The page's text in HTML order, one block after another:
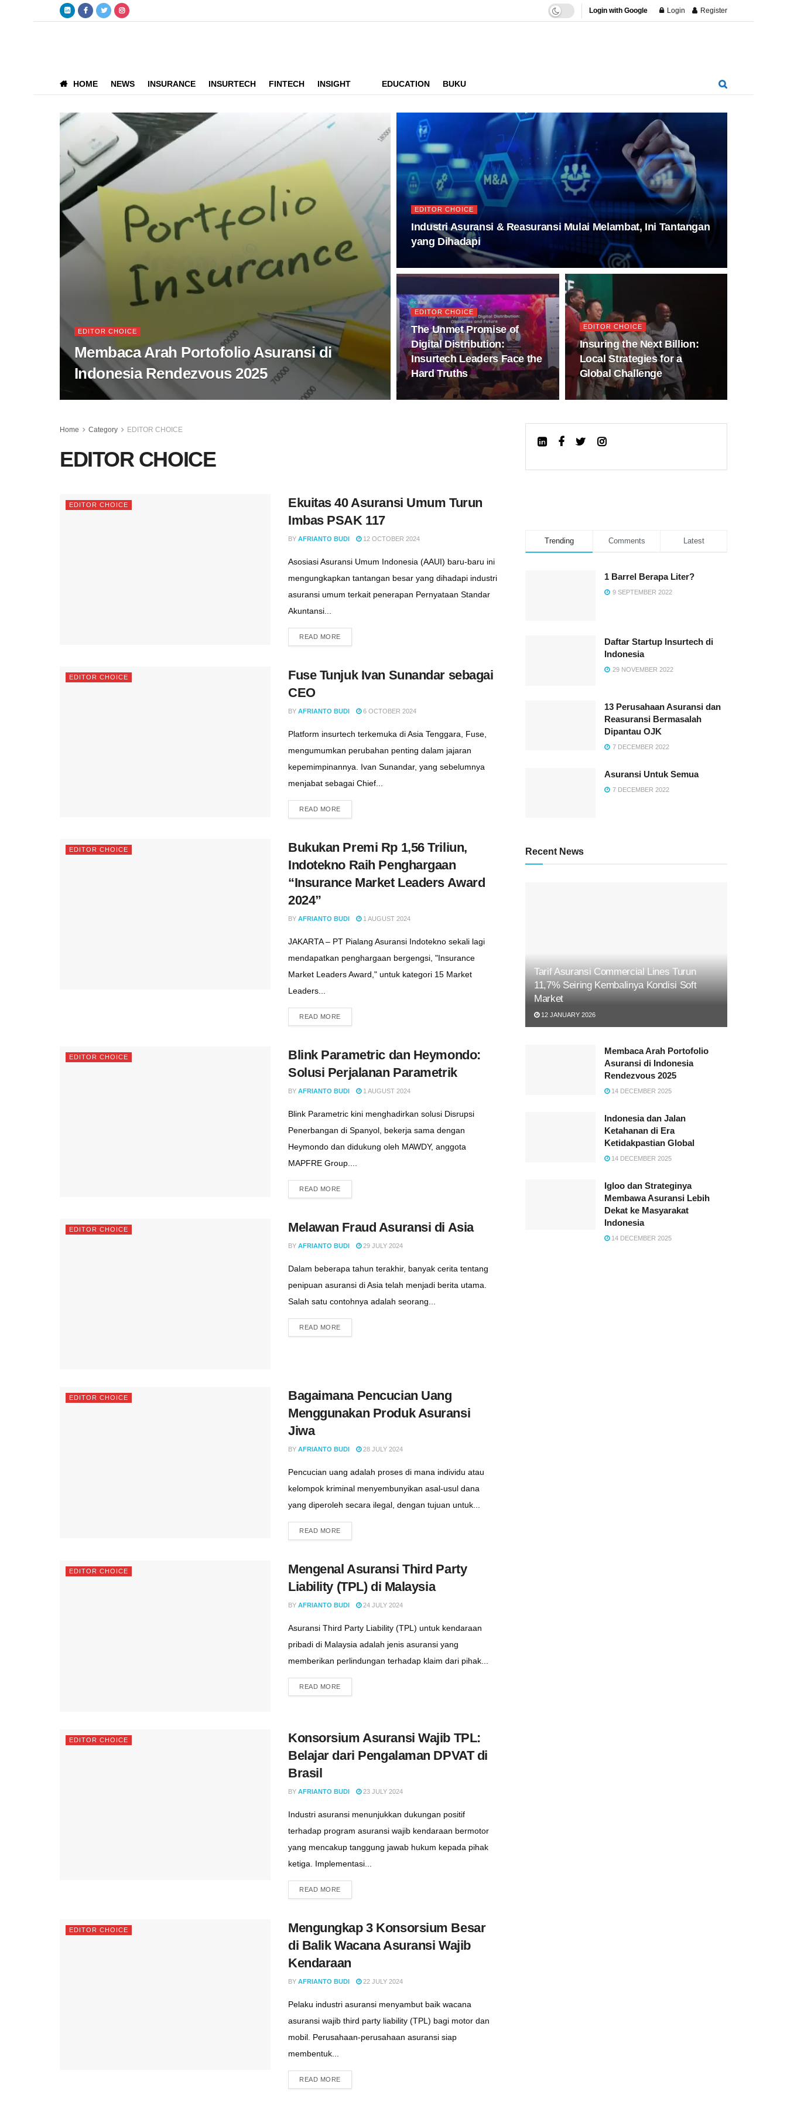
Login with Google Login Register
HOME NEWS INSURANCE INSURTECH FINTECH INSIGHT EDUCATION BUKU
EDITOR CHOICE
Membaca Arah Portofolio Asuransi di
Indonesia Rendezvous 2025
EDITOR CHOICE
Industri Asuransi & Reasuransi Mulai Melambat, Ini Tantangan
yang Dihadapi
EDITOR CHOICE
The Unmet Promise of
Digital Distribution:
Insurtech Leaders Face the
Hard Truths
EDITOR CHOICE
Insuring the Next Billion:
Local Strategies for a
Global Challenge
Home Category EDITOR CHOICE
EDITOR CHOICE
EDITOR CHOICE
Ekuitas 40 Asuransi Umum Turun
Imbas PSAK 117
BY AFRIANTO BUDI 12 OCTOBER 2024
Asosiasi Asuransi Umum Indonesia (AAUI) baru-baru ini
mengungkapkan tantangan besar yang dihadapi industri
asuransi umum terkait penerapan Pernyataan Standar
Akuntansi...
READ MORE
EDITOR CHOICE
Fuse Tunjuk Ivan Sunandar sebagai
CEO
BY AFRIANTO BUDI 6 OCTOBER 2024
Platform insurtech terkemuka di Asia Tenggara, Fuse,
mengumumkan perubahan penting dalam jajaran
kepemimpinannya. Ivan Sunandar, yang sebelumnya
menjabat sebagai Chief...
READ MORE
EDITOR CHOICE
Bukukan Premi Rp 1,56 Triliun,
Indotekno Raih Penghargaan
“Insurance Market Leaders Award
2024”
BY AFRIANTO BUDI 1 AUGUST 2024
JAKARTA – PT Pialang Asuransi Indotekno sekali lagi
mendapatkan penghargaan bergengsi, "Insurance
Market Leaders Award," untuk kategori 15 Market
Leaders...
READ MORE
EDITOR CHOICE
Blink Parametric dan Heymondo:
Solusi Perjalanan Parametrik
BY AFRIANTO BUDI 1 AUGUST 2024
Blink Parametric kini menghadirkan solusi Disrupsi
Penerbangan di Spanyol, bekerja sama dengan
Heymondo dan didukung oleh MAWDY, anggota
MAPFRE Group....
READ MORE
EDITOR CHOICE Melawan Fraud Asuransi di Asia
BY AFRIANTO BUDI 29 JULY 2024
Dalam beberapa tahun terakhir, banyak cerita tentang
penipuan asuransi di Asia telah menjadi berita utama.
Salah satu contohnya adalah seorang...
READ MORE
EDITOR CHOICE
Bagaimana Pencucian Uang
Menggunakan Produk Asuransi
Jiwa
BY AFRIANTO BUDI 28 JULY 2024
Pencucian uang adalah proses di mana individu atau
kelompok kriminal menyembunyikan asal-usul dana
yang diperoleh secara ilegal, dengan tujuan untuk...
READ MORE
EDITOR CHOICE
Mengenal Asuransi Third Party
Liability (TPL) di Malaysia
BY AFRIANTO BUDI 24 JULY 2024
Asuransi Third Party Liability (TPL) untuk kendaraan
pribadi di Malaysia adalah jenis asuransi yang
memberikan perlindungan terhadap klaim dari pihak...
READ MORE
EDITOR CHOICE
Konsorsium Asuransi Wajib TPL:
Belajar dari Pengalaman DPVAT di
Brasil
BY AFRIANTO BUDI 23 JULY 2024
Industri asuransi menunjukkan dukungan positif
terhadap program asuransi wajib kendaraan bermotor
yang mencakup tanggung jawab hukum kepada pihak
ketiga. Implementasi...
READ MORE
EDITOR CHOICE
Mengungkap 3 Konsorsium Besar
di Balik Wacana Asuransi Wajib
Kendaraan
BY AFRIANTO BUDI 22 JULY 2024
Pelaku industri asuransi menyambut baik wacana
asuransi wajib third party liability (TPL) bagi motor dan
mobil. Perusahaan-perusahaan asuransi siap
membentuk...
READ MORE
Trending Comments Latest
1 Barrel Berapa Liter?
9 SEPTEMBER 2022
Daftar Startup Insurtech di
Indonesia
29 NOVEMBER 2022
13 Perusahaan Asuransi dan
Reasuransi Bermasalah
Dipantau OJK
7 DECEMBER 2022
Asuransi Untuk Semua
7 DECEMBER 2022
Recent News
Tarif Asuransi Commercial Lines Turun
11,7% Seiring Kembalinya Kondisi Soft
Market
12 JANUARY 2026
Membaca Arah Portofolio
Asuransi di Indonesia
Rendezvous 2025
14 DECEMBER 2025
Indonesia dan Jalan
Ketahanan di Era
Ketidakpastian Global
14 DECEMBER 2025
Igloo dan Strateginya
Membawa Asuransi Lebih
Dekat ke Masyarakat
Indonesia
14 DECEMBER 2025